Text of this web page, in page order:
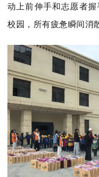
动上前伸手和志愿者
校园，所有疲惫瞬间消